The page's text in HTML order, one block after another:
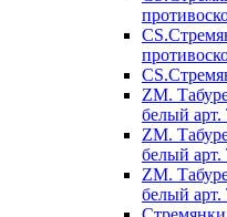
ZM.
белый
ZM.
белый
ZM.
белый